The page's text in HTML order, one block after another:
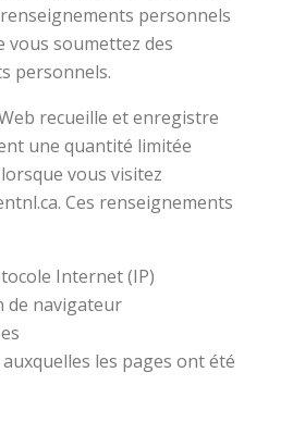
personnels
vous soumettez des
personnels.
recueille et enregistre
une quantité limitée
vous visitez
Ces renseignements
Internet (IP)
de navigateur
les pages ont été